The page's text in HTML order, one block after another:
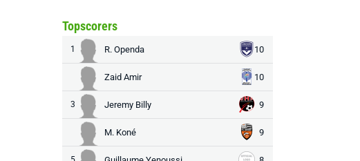
Topscorers
1 R. Openda 10
Zaid Amir 10
3 Jeremy Billy 9
M. Koné 9